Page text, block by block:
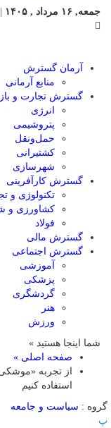
جمعه, ۱۶ مرداد , ۱۴۰۵
آرمان گسترش
منابع آرمانی
گسترش تجارت و
انرژی
پتروشیمی
حمل‌و‌نقل
کشتیرانی
شهرسازی
گسترش کارآفرینی
تکنولوژی و
کشاورزی و
فولاد
گسترش مالی
گسترش اجتماعی
آموزشی
پزشکی
گردشگری
هنر
ورزش
شما اینجا هستید »
صفحه اصلی »
از تجربه
استفاده کنیم
گروه : سیاست و جامعه
پ